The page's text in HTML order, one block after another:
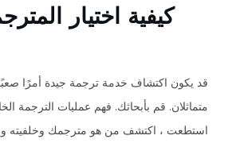
كيفية اختيار
قد يكون اكتشاف خدمة ترجمة جيدة أمرًا صعبًا
متماثلان. قم بأبحاثك. فهم عمليات الترجمة
استطعت ، اكتشف من هو مترجمك وخلفيته